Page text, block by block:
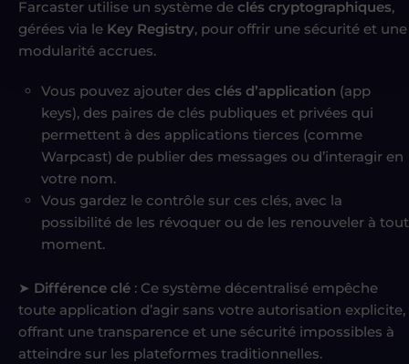
Farcaster utilise un système de clés cryptographiques,
gérées via le Key Registry, pour offrir une sécurité et une
modularité accrues.
Vous pouvez ajouter des clés d’application (app
keys), des paires de clés publiques et privées qui
permettent à des applications tierces (comme
Warpcast) de publier des messages ou d’interagir en
votre nom.
Vous gardez le contrôle sur ces clés, avec la
possibilité de les révoquer ou de les renouveler à tout
moment.
➤ Différence clé : Ce système décentralisé empêche
toute application d’agir sans votre autorisation explicite,
offrant une transparence et une sécurité impossibles à
atteindre sur les plateformes traditionnelles.